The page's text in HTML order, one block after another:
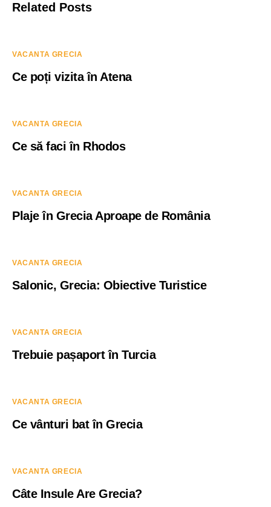
Related Posts
VACANTA GRECIA
Ce poți vizita în Atena
VACANTA GRECIA
Ce să faci în Rhodos
VACANTA GRECIA
Plaje în Grecia Aproape de România
VACANTA GRECIA
Salonic, Grecia: Obiective Turistice
VACANTA GRECIA
Trebuie pașaport în Turcia
VACANTA GRECIA
Ce vânturi bat în Grecia
VACANTA GRECIA
Câte Insule Are Grecia?